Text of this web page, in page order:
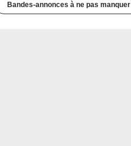
Bandes-annonces à ne pas manquer